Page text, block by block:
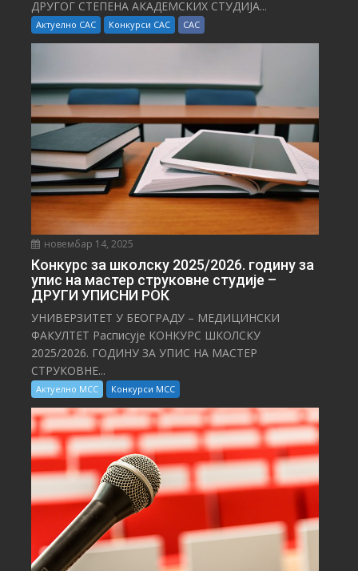
ДРУГОГ СТЕПЕНА АКАДЕМСКИХ СТУДИЈА...
Актуелно САС Конкурси САС САС
новембар 14, 2025
Конкурс за школску 2025/⁠2026. годину за
упис на мастер струковне студије –
ДРУГИ УПИСНИ РОК
УНИВЕРЗИТЕТ У БЕОГРАДУ – МЕДИЦИНСКИ
ФАКУЛТЕТ Расписује КОНКУРС ШКОЛСКУ
2025/⁠2026. ГОДИНУ ЗА УПИС НА МАСТЕР
СТРУКОВНЕ...
Актуелно МСС Конкурси МСС